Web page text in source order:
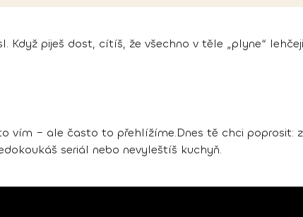
piješ dost, cítíš, že všechno v těle „plyne“
vím – ale často to přehlížíme.Dnes tě chci poprosit:
seriál nebo nevyleštíš kuchyň.